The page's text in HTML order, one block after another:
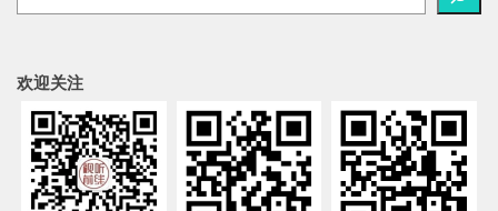
欢迎关注